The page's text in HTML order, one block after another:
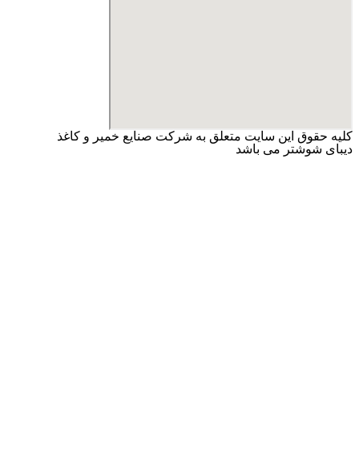
کلیه حقوق این سایت متعلق به شرکت صنایع خمیر و کاغذ
دیبای شوشتر می باشد